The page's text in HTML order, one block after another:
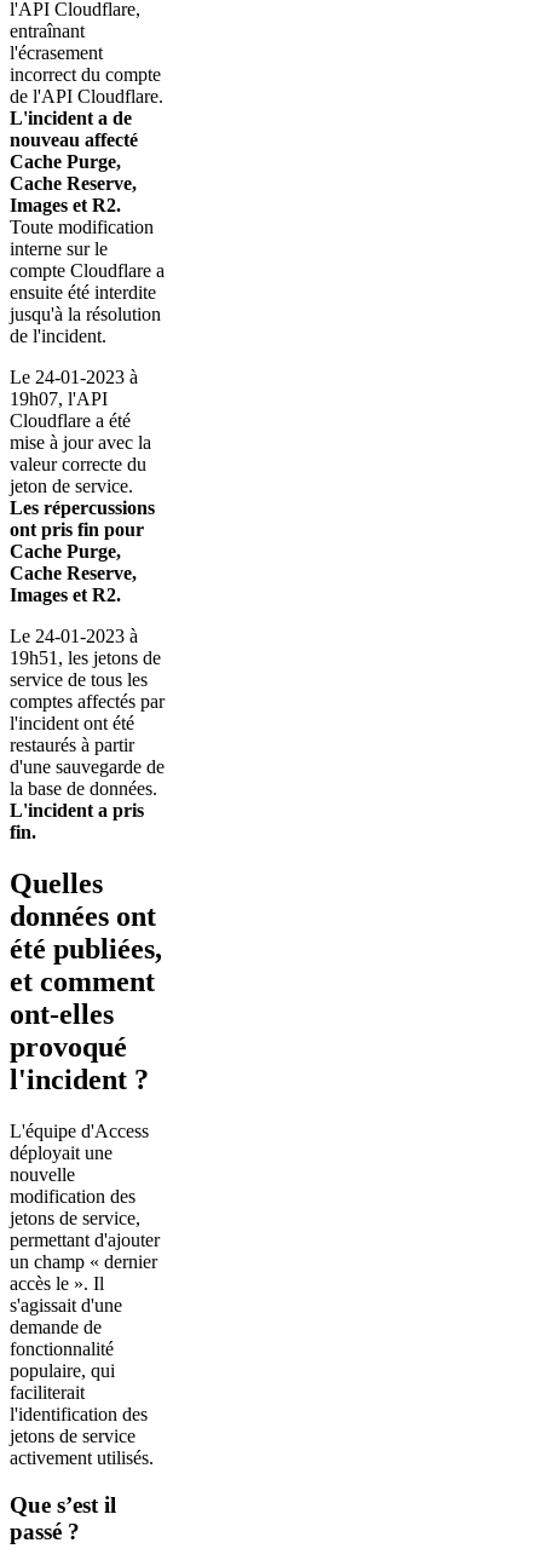
l'API Cloudflare,
entraînant
l'écrasement
incorrect du compte
de l'API Cloudflare.
L'incident a de
nouveau affecté
Cache Purge,
Cache Reserve,
Images et R2.
Toute modification
interne sur le
compte Cloudflare a
ensuite été interdite
jusqu'à la résolution
de l'incident.
Le 24-01-2023 à
19h07, l'API
Cloudflare a été
mise à jour avec la
valeur correcte du
jeton de service.
Les répercussions
ont pris fin pour
Cache Purge,
Cache Reserve,
Images et R2.
Le 24-01-2023 à
19h51, les jetons de
service de tous les
comptes affectés par
l'incident ont été
restaurés à partir
d'une sauvegarde de
la base de données.
L'incident a pris
fin.
Quelles
données ont
été publiées,
et comment
ont-elles
provoqué
l'incident ?
L'équipe d'Access
déployait une
nouvelle
modification des
jetons de service,
permettant d'ajouter
un champ « dernier
accès le ». Il
s'agissait d'une
demande de
fonctionnalité
populaire, qui
faciliterait
l'identification des
jetons de service
activement utilisés.
Que s’est il
passé ?